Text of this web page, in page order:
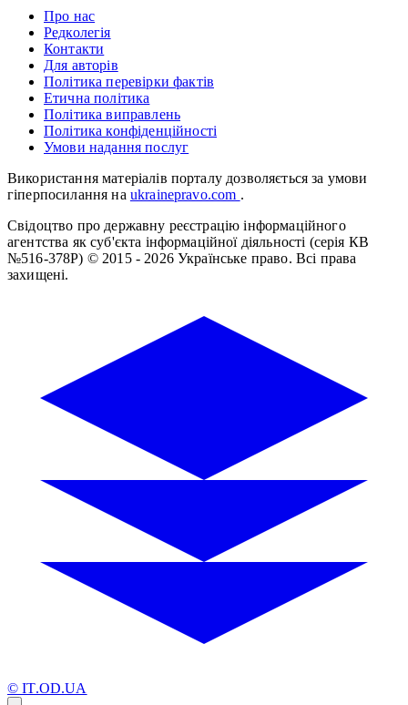
Про нас
Редколегія
Контакти
Для авторів
Політика перевірки фактів
Етична політика
Політика виправлень
Політика конфіденційності
Умови надання послуг
Використання матеріалів порталу дозволяється за умови
гіперпосилання на ukrainepravo.com .
Свідоцтво про державну реєстрацію інформаційного
агентства як суб'єкта інформаційної діяльності (серія КВ
№516-378Р) © 2015 - 2026 Українське право. Всі права
захищені.
© IT.OD.UA